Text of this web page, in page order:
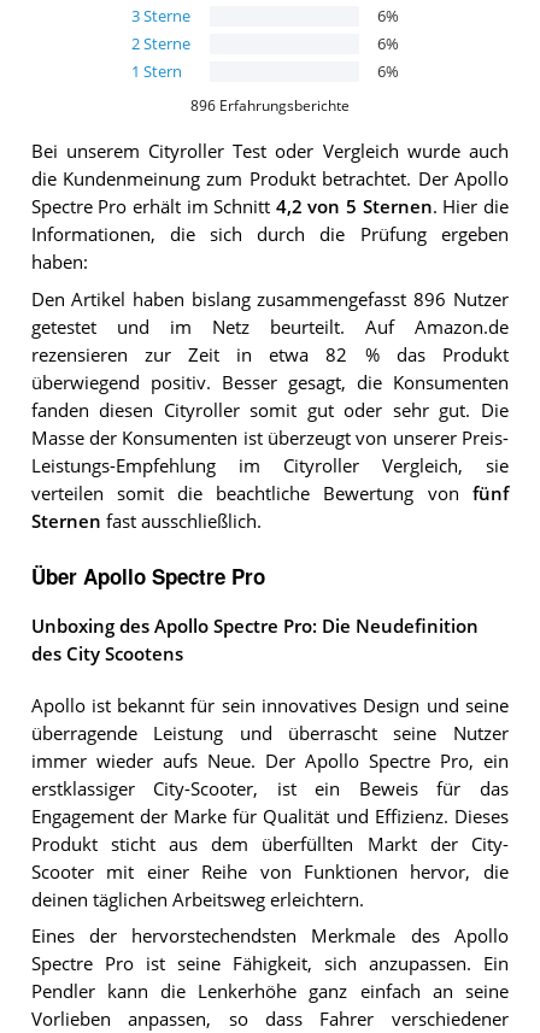
3Sterne 6%
2Sterne 6%
1 Stern 6%
896 Erfahrungsberichte
Bei unserem Cityroller Test oder Vergleich wurde auch
die Kundenmeinung zum Produkt betrachtet. Der Apollo
Spectre Pro erhält im Schnitt 4,2 von 5 Sternen. Hier die
Informationen, die sich durch die Prüfung ergeben
haben:
Den Artikel haben bislang zusammengefasst 896 Nutzer
getestet und im Netz beurteilt. Auf Amazon.de
rezensieren zur Zeit in etwa 82 % das Produkt
überwiegend positiv. Besser gesagt, die Konsumenten
fanden diesen Cityroller somit gut oder sehr gut. Die
Masse der Konsumenten ist überzeugt von unserer Preis-
Leistungs-Empfehlung im Cityroller Vergleich, sie
verteilen somit die beachtliche Bewertung von fünf
Sternen fast ausschließlich.
Über Apollo Spectre Pro
Unboxing des Apollo Spectre Pro: Die Neudefinition
des City Scootens
Apollo ist bekannt für sein innovatives Design und seine
überragende Leistung und überrascht seine Nutzer
immer wieder aufs Neue. Der Apollo Spectre Pro, ein
erstklassiger City-Scooter, ist ein Beweis für das
Engagement der Marke für Qualität und Effizienz. Dieses
Produkt sticht aus dem überfüllten Markt der City-
Scooter mit einer Reihe von Funktionen hervor, die
deinen täglichen Arbeitsweg erleichtern.
Eines der hervorstechendsten Merkmale des Apollo
Spectre Pro ist seine Fähigkeit, sich anzupassen. Ein
Pendler kann die Lenkerhöhe ganz einfach an seine
Vorlieben anpassen, so dass Fahrer verschiedener